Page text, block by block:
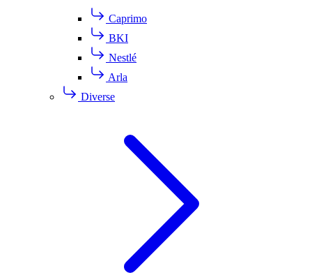
Caprimo
BKI
Nestlé
Arla
Diverse